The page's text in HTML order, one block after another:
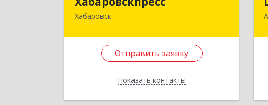
Хабаровск
Отправить заявку
Показать контакты
380030, Хабаровский край, Хабаровск
Подробнее
Отправить заявку